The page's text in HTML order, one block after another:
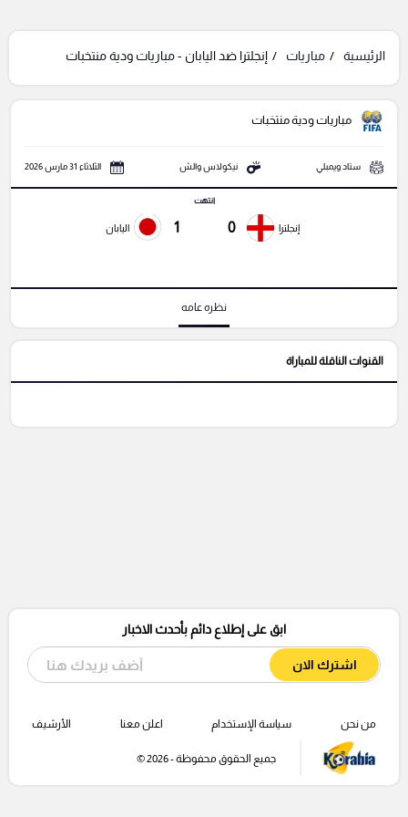
الرئيسية مباريات إنجلترا ضد اليابان - مباريات ودية منتخبات
مباريات ودية منتخبات
ستاد ويمبلي نيكولاس والش الثلاثاء 31 مارس 2026
إنجلترا 0
انتهت
1 اليابان
نظره عامه
القنوات الناقلة للمباراة
ابق على إطلاع دائم بأحدث الاخبار
اشترك الان
من نحن سياسة الإستخدام اعلن معنا الأرشيف
جميع الحقوق محفوظة - 2026 ©